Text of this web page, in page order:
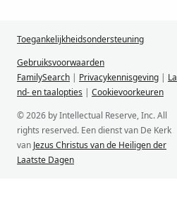
Toegankelijkheidsondersteuning
Gebruiksvoorwaarden
FamilySearch | Privacykennisgeving | La
nd- en taalopties | Cookievoorkeuren
© 2026 by Intellectual Reserve, Inc. All
rights reserved. Een dienst van De Kerk
van Jezus Christus van de Heiligen der
Laatste Dagen